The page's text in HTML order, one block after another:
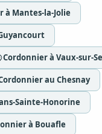
à Mantes-la-Jolie
Cordonnier à Vaux-sur-
au Chesnay
Sainte-Honorine
à Bouafle